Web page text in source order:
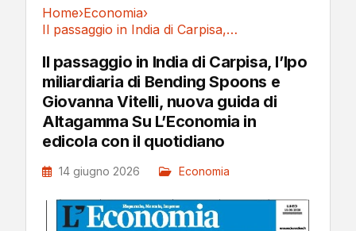
Home›Economia›
Il passaggio in India di Carpisa, l’Ipo...
Il passaggio in India di Carpisa, l’Ipo
miliardiaria di Bending Spoons e
Giovanna Vitelli, nuova guida di
Altagamma Su L’Economia in
edicola con il quotidiano
14 giugno 2026 Economia